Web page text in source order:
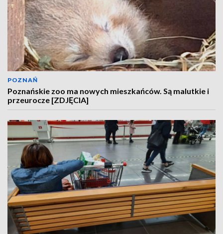
POZNAŃ
Poznańskie zoo ma nowych mieszkańców. Są malutkie i
przeurocze [ZDJĘCIA]